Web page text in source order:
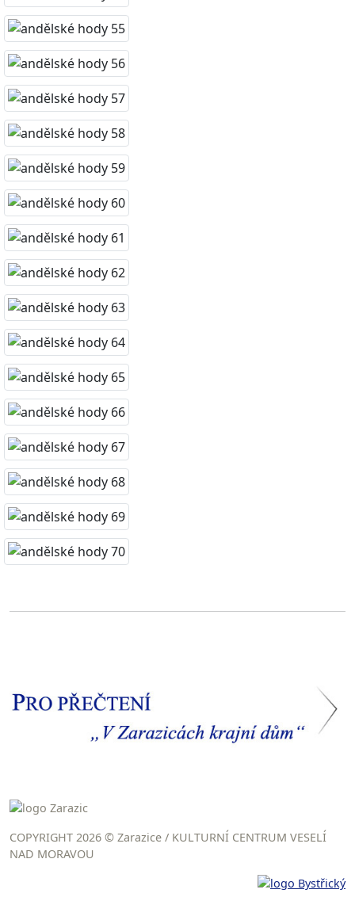
COPYRIGHT 2026 © Zarazice / KULTURNÍ CENTRUM VESELÍ
NAD MORAVOU